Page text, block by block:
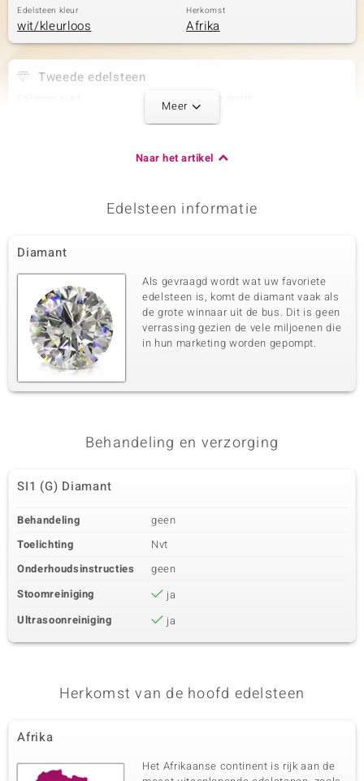
Edelsteen kleur
wit/kleurloos
Herkomst
Afrika
Tweede edelsteen
2 à 2,5 mm
Rond Brilliant Geslepen
Edelsteen exact
SI1 (G) Diamant 2 à 2,2 mm
Karaatgewicht som
0,08 ct
Slijpvorm
Rond Brilliant Geslepen
Zetting
Bezel
Herkomst
Afrika
Vierde edelsteen
SI1 (G) Diamant
Zetting
Meer
Naar het artikel
Edelsteen informatie
Diamant
Als gevraagd wordt wat uw favoriete
edelsteen is, komt de diamant vaak als
de grote winnaar uit de bus. Dit is geen
verrassing gezien de vele miljoenen die
in hun marketing worden gepompt.
Behandeling en verzorging
SI1 (G) Diamant
Behandeling
geen
Toelichting
Nvt
Onderhoudsinstructies
geen
Stoomreiniging
ja
Ultrasoonreiniging
ja
Herkomst van de hoofd edelsteen
Afrika
Het Afrikaanse continent is rijk aan de